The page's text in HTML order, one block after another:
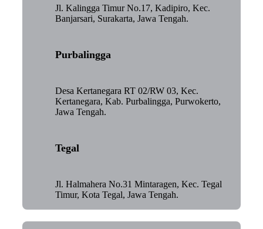
Jl. Kalingga Timur No.17, Kadipiro, Kec.
Banjarsari, Surakarta, Jawa Tengah.
Purbalingga
Desa Kertanegara RT 02/RW 03, Kec.
Kertanegara, Kab. Purbalingga, Purwokerto,
Jawa Tengah.
Tegal
Jl. Halmahera No.31 Mintaragen, Kec. Tegal
Timur, Kota Tegal, Jawa Tengah.